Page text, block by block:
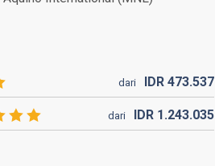
dari IDR 473.537
dari IDR 1.243.035